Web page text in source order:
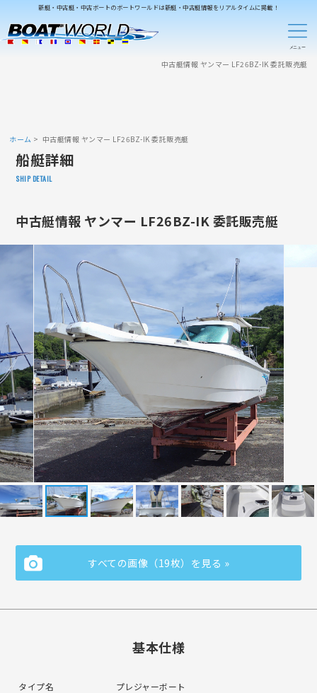
新艇・中古艇・中古ボートのボートワールドは新艇・中古艇情報をリアルタイムに掲載！
中古艇情報 ヤンマー LF26BZ-IK 委託販売艇
ホーム 中古艇情報 ヤンマー LF26BZ-IK 委託販売艇
船艇詳細
SHIP DETAIL
中古艇情報 ヤンマー LF26BZ-IK 委託販売艇
すべての画像（19枚）を見る »
基本仕様
タイプ名 プレジャーボート